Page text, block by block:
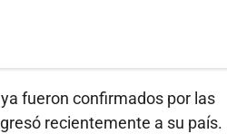
fueron confirmados por las
recientemente a su país.